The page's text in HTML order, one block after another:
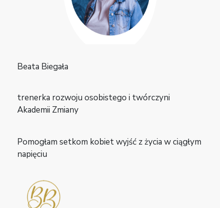
Beata Biegała
trenerka rozwoju osobistego i twórczyni
Akademii Zmiany
Pomogłam setkom kobiet wyjść z życia w ciągłym
napięciu